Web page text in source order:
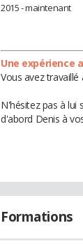
2015 - maintenant
Une expérience
Vous avez
N'hésitez pas à lui
d'abord Denis à
Formations